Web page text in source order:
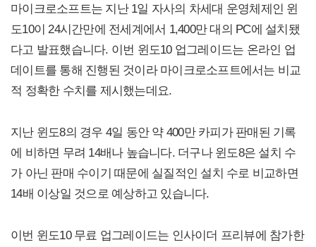
마이크로소프트는 지난 1일 자사의 차세대 운영체제인 윈
도10이 24시간만에 전세계에서 1,400만 대의 PC에 설치됐
다고 발표했습니다. 이번 윈도10 업그레이드는 온라인 업
데이트를 통해 진행된 것이라 마이크로소프트에서는 비교
적 정확한 수치를 제시했는데요.
지난 윈도8의 경우 4일 동안 약 400만 카피가 판매된 기록
에 비하면 무려 14배나 높습니다. 더구나 윈도8은 설치 수
가 아닌 판매 수이기 때문에 실질적인 설치 수로 비교하면
14배 이상일 것으로 예상하고 있습니다.
이번 윈도10 무료 업그레이드는 인사이더 프리뷰에 참가한